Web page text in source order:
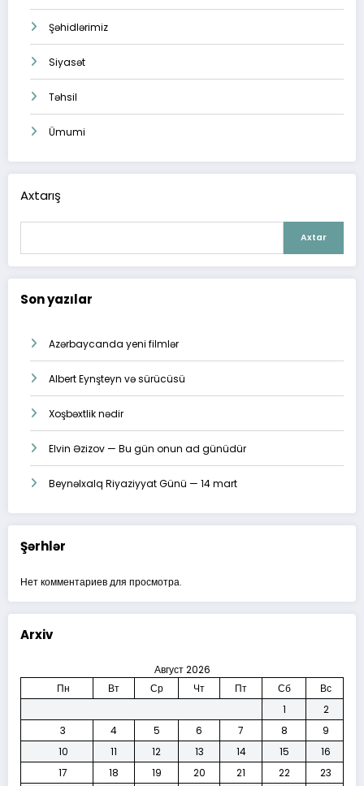
Şəhidlərimiz
Siyasət
Təhsil
Ümumi
Axtarış
Axtar
Son yazılar
Azərbaycanda yeni filmlər
Albert Eynşteyn və sürücüsü
Xoşbəxtlik nədir
Elvin Əzizov — Bu gün onun ad günüdür
Beynəlxalq Riyaziyyat Günü — 14 mart
Şərhlər
Нет комментариев для просмотра.
Arxiv
Август 2026
Пн
Вт Ср Чт Пт Сб
Вс
1
2
3
4 5 6 7 8
9
10
11 12 13 14 15
16
17
18 19 20 21 22 23